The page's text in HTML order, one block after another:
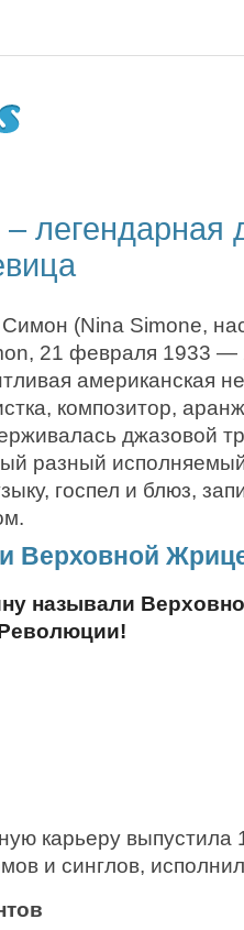
легендарная
(Nina Simone,
21 февраля 1933
американская
композитор,
джазовой
разный
госпел и блюз,
Верховной
называли
карьеру выпустила
и синглов,